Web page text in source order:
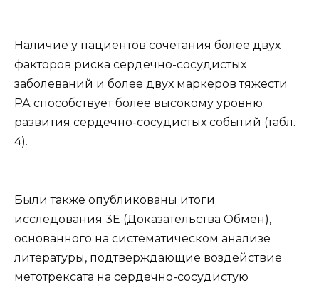
Наличие у пациентов сочетания более двух
факторов риска сердечно-сосудистых
заболеваний и более двух маркеров тяжести
РА способствует более высокому уровню
развития сердечно-сосудистых событий (табл.
4).
Были также опубликованы итоги
исследования 3E (Доказательства Обмен),
основанного на систематическом анализе
литературы, подтверждающие воздействие
метотрексата на сердечно-сосудистую